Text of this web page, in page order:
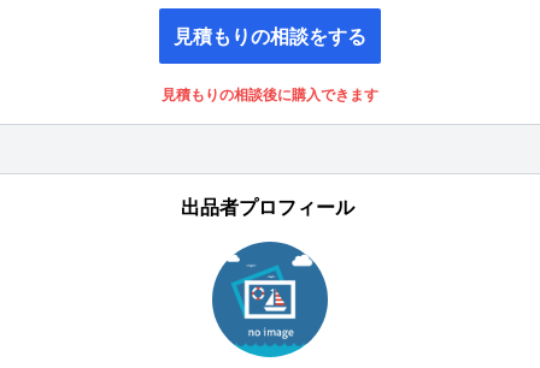
見積もりの相談をする
見積もりの相談後に購入できます
出品者プロフィール